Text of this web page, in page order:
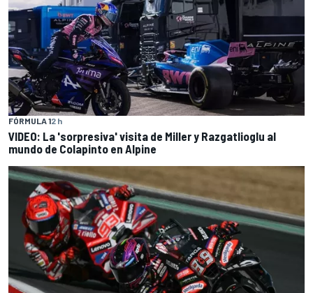
FÓRMULA 12 h
VIDEO: La 'sorpresiva' visita de Miller y Razgatlioglu al
mundo de Colapinto en Alpine